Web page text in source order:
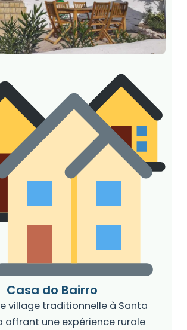
Casa do Bairro
village traditionnelle à Santa
offrant une expérience rurale